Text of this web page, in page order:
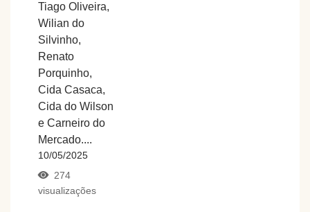
Tiago Oliveira,
Wilian do
Silvinho,
Renato
Porquinho,
Cida Casaca,
Cida do Wilson
e Carneiro do
Mercado....
10/05/2025
274
visualizações